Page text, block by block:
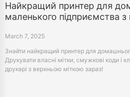
Найкращий принтер для
маленького підприємства
March 7, 2025
Знайти найкращий принтер для
Друкувати власні мітки, смужкові коди і
друкарі з верхньою міткою зараз!